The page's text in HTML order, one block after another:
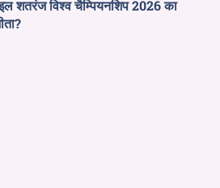
शतरंज विश्व चैम्पियनशिप 2026 का